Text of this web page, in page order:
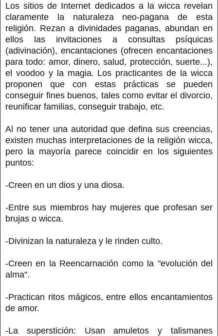
Los sitios de Internet dedicados a la wicca revelan
claramente la naturaleza neo-pagana de esta
religión. Rezan a divinidades paganas, abundan en
ellos las invitaciones a consultas psíquicas
(adivinación), encantaciones (ofrecen encantaciones
para todo: amor, dinero, salud, protección, suerte...),
el voodoo y la magia. Los practicantes de la wicca
proponen que con estas prácticas se pueden
conseguir fines buenos, tales como evitar el divorcio,
reunificar familias, conseguir trabajo, etc.
Al no tener una autoridad que defina sus creencias,
existen muchas interpretaciones de la religión wicca,
pero la mayoría parece coincidir en los siguientes
puntos:
-Creen en un dios y una diosa.
-Entre sus miembros hay mujeres que profesan ser
brujas o wicca.
-Divinizan la naturaleza y le rinden culto.
-Creen en la Reencarnación como la "evolución del
alma".
-Practican ritos mágicos, entre ellos encantamientos
de amor.
-La superstición: Usan amuletos y talismanes